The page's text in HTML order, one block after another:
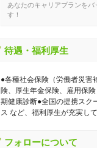
あなたのキャリアプランをバ
す！
待遇・福利厚生
●各種社会保険（労働者災害
険、厚生年金保険、雇用保
期健康診断●全国の提携スク
ス など、福利厚生が充実して
フォローについて